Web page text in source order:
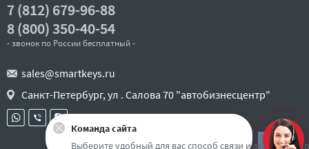
7 (812) 679-96-88
8 (800) 350-40-54
- звонок по России бесплатный -
sales@smartkeys.ru
Санкт-Петербург, ул . Салова 70 "автобизнесцентр"
Наверх
Команда сайта
Выберите удобный для вас способ связи и задайте